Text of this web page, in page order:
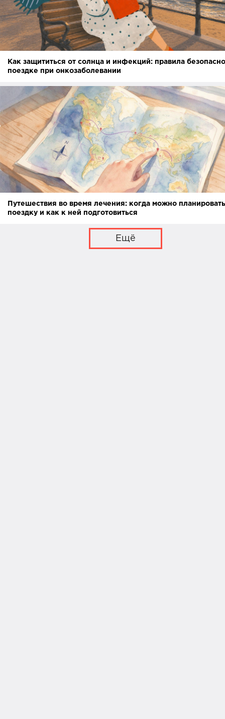
Как защититься от солнца и инфекций: правила
поездке при онкозаболевании
Путешествия во время лечения: когда можно планировать
поездку и как к ней подготовиться
Ещё